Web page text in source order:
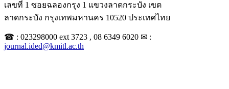
เลขที่ 1 ซอยฉลองกรุง 1 แขวงลาดกระบัง เขต
ลาดกระบัง กรุงเทพมหานคร 10520 ประเทศไทย
☎ : 023298000 ext 3723 , 08 6349 6020 ✉ :
journal.ided@kmitl.ac.th